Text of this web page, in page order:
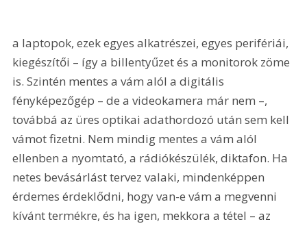
a laptopok, ezek egyes alkatrészei, egyes perifériái,
kiegészítői – így a billentyűzet és a monitorok zöme
is. Szintén mentes a vám alól a digitális
fényképezőgép – de a videokamera már nem –,
továbbá az üres optikai adathordozó után sem kell
vámot fizetni. Nem mindig mentes a vám alól
ellenben a nyomtató, a rádiókészülék, diktafon. Ha
netes bevásárlást tervez valaki, mindenképpen
érdemes érdeklődni, hogy van-e vám a megvenni
kívánt termékre, és ha igen, mekkora a tétel – az